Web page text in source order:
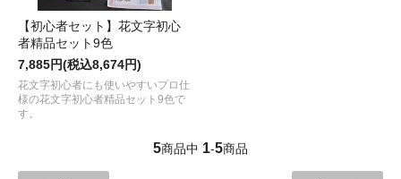
【初心者セット】花文字初心
者精品セット9色
7,885円(税込8,674円)
花文字初心者にも使いやすいプロ仕
様の花文字初心者精品セット9色で
す。
5商品中 1-5商品